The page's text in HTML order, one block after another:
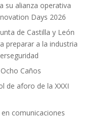
su alianza operativa
Days 2026
de Castilla y León
preparar a la industria
Caños
de aforo de la XXXI
comunicaciones